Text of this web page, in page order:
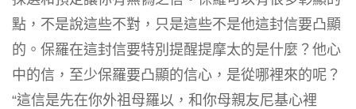
點，不是說這些不對，只是這些不是他這封信要凸顯
的。保羅在這封信要特別提醒提摩太的是什麼？他心
中的信，至少保羅要凸顯的信心，是從哪裡來的呢？
“這信是先在你外祖母羅以，和你母親友尼基心裡